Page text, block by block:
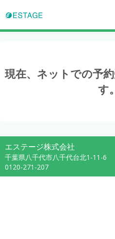
現在、ネットでの予
す。
エステージ株式会社
千葉県八千代市八千代台北1-11-6
0120-271-207